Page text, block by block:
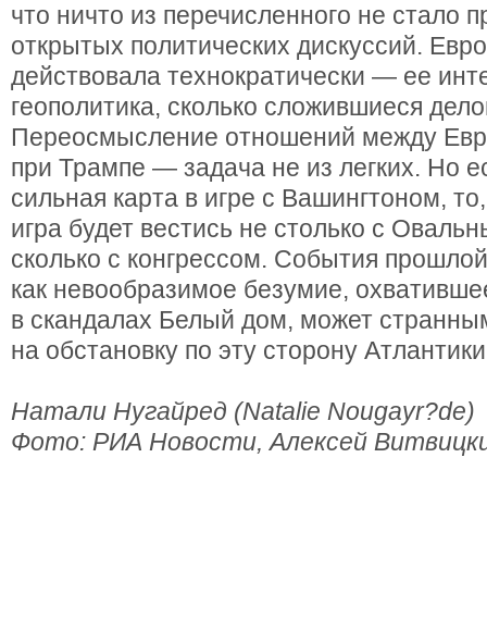
что ничто из перечисленного не стало
открытых политических дискуссий.
действовала технократически — ее
геополитика, сколько сложившиеся
Переосмысление отношений между
при Трампе — задача не из легких. Но
сильная карта в игре с Вашингтоном,
игра будет вестись не столько с
сколько с конгрессом. События
как невообразимое безумие,
в скандалах Белый дом, может
на обстановку по эту сторону
Натали Нугайред (Natalie Nougayr?de)
Фото: РИА Новости, Алексей